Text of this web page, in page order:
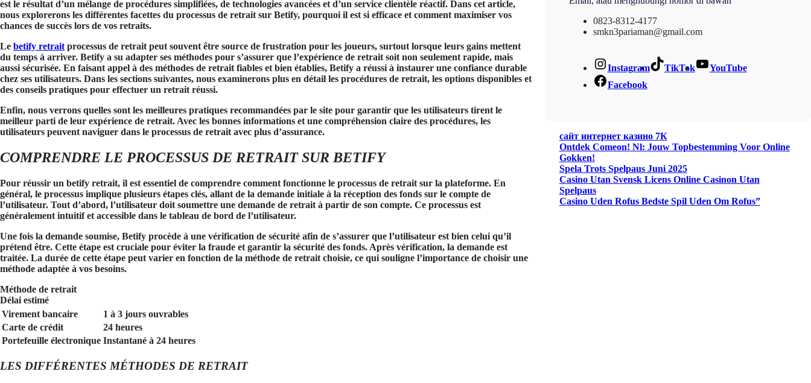
est le résultat d’un mélange de procédures simplifiées, de technologies avancées et d’un service clientèle réactif. Dans cet article,
nous explorerons les différentes facettes du processus de retrait sur Betify, pourquoi il est si efficace et comment maximiser vos
chances de succès lors de vos retraits.
Le betify retraitprocessus de retrait peut souvent être source de frustration pour les joueurs, surtout lorsque leurs gains mettent
du temps à arriver. Betify a su adapter ses méthodes pour s’assurer que l’expérience de retrait soit non seulement rapide, mais
aussi sécurisée. En faisant appel à des méthodes de retrait fiables et bien établies, Betify a réussi à instaurer une confiance durable
chez ses utilisateurs. Dans les sections suivantes, nous examinerons plus en détail les procédures de retrait, les options disponibles et
des conseils pratiques pour effectuer un retrait réussi.
Enfin, nous verrons quelles sont les meilleures pratiques recommandées par le site pour garantir que les utilisateurs tirent le
meilleur parti de leur expérience de retrait. Avec les bonnes informations et une compréhension claire des procédures, les
utilisateurs peuvent naviguer dans le processus de retrait avec plus d’assurance.
COMPRENDRE LE PROCESSUS DE RETRAIT SUR BETIFY
Pour réussir un betify retrait, il est essentiel de comprendre comment fonctionne le processus de retrait sur la plateforme. En
général, le processus implique plusieurs étapes clés, allant de la demande initiale à la réception des fonds sur le compte de
l’utilisateur. Tout d’abord, l’utilisateur doit soumettre une demande de retrait à partir de son compte. Ce processus est
généralement intuitif et accessible dans le tableau de bord de l’utilisateur.
Une fois la demande soumise, Betify procède à une vérification de sécurité afin de s’assurer que l’utilisateur est bien celui qu’il
prétend être. Cette étape est cruciale pour éviter la fraude et garantir la sécurité des fonds. Après vérification, la demande est
traitée. La durée de cette étape peut varier en fonction de la méthode de retrait choisie, ce qui souligne l’importance de choisir une
méthode adaptée à vos besoins.
Méthode de retrait
Délai estimé
Virement bancaire
1 à 3 jours ouvrables
Carte de crédit
24 heures
Portefeuille électronique Instantané à 24 heures
LES DIFFÉRENTES MÉTHODES DE RETRAIT
0823-8312-4177
smkn3pariaman@gmail.com
Instagram TikTok
YouTube
Facebook
сайт интернет казино 7К
Ontdek Comeon! Nl: Jouw Topbestemming Voor Online
Gokken!
Spela Trots Spelpaus Juni 2025
Casino Utan Svensk Licens Online Casinon Utan
Spelpaus
Casino Uden Rofus Bedste Spil Uden Om Rofus”